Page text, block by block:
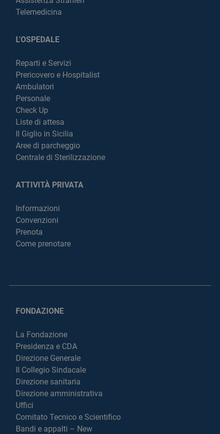
Telemedicina
L'OSPEDALE
Reparti e Servizi
Prericovero e Hospitalist
Ambulatori
Personale
Check Up
Liste di attesa
Il Giglio in Sicilia
Aree di parcheggio
Centrale di Sterilizzazione
ATTIVITÀ PRIVATA
Informazioni
Convenzioni
Prenota
Come prenotare
FONDAZIONE
La Fondazione
Presidenza e CDA
Direzione Generale
Il Collegio Sindacale
Direzione sanitaria
Direzione amministrativa
Uffici
Comitato Tecnico e Scientifico
Bandi e appalti – New